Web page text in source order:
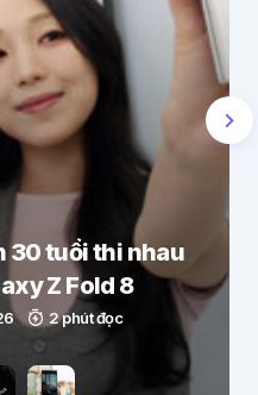
30 tuổi thi nhau
Z Fold 8
2 phút đọc